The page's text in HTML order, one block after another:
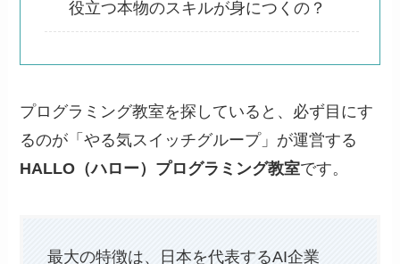
役立つ本物のスキルが身につくの？
プログラミング教室を探していると、必ず目にす
るのが「やる気スイッチグループ」が運営する
HALLO（ハロー）プログラミング教室です。
最大の特徴は、日本を代表するAI企業